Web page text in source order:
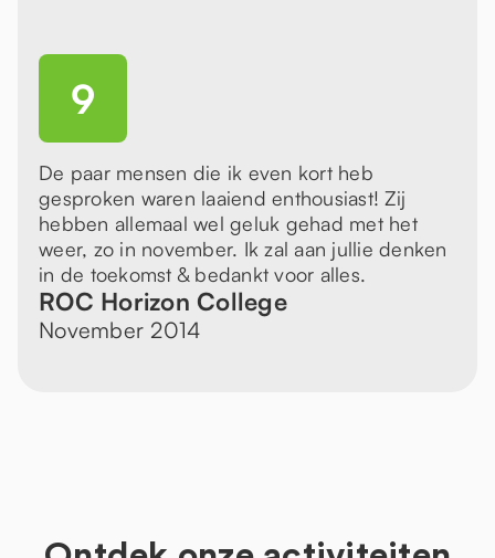
9
De paar mensen die ik even kort heb
gesproken waren laaiend enthousiast! Zij
hebben allemaal wel geluk gehad met het
weer, zo in november. Ik zal aan jullie denken
in de toekomst & bedankt voor alles.
ROC Horizon College
November 2014